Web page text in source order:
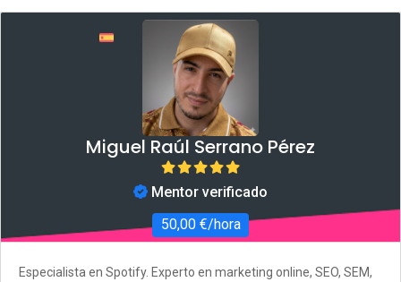
Miguel Raúl Serrano Pérez
Mentor verificado
50,00 €/hora
Especialista en Spotify. Experto en marketing online, SEO, SEM,